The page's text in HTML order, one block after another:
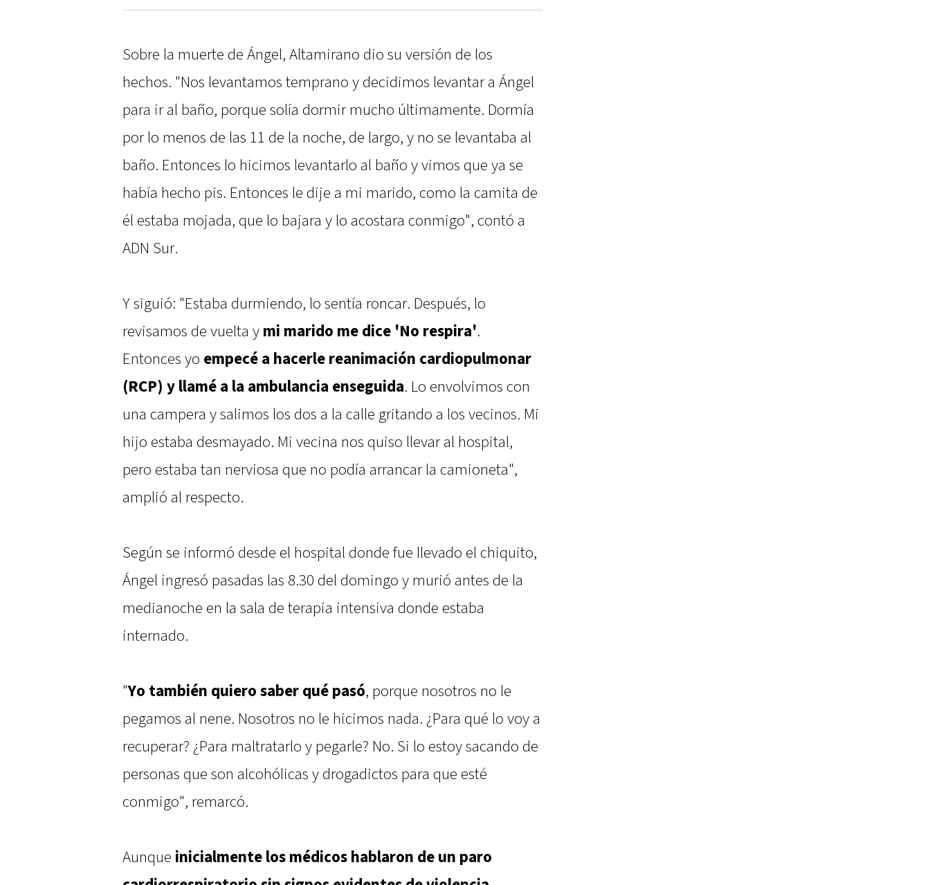
Sobre la muerte de Ángel, Altamirano dio su versión de los
hechos. "Nos levantamos temprano y decidimos levantar a Ángel
para ir al baño, porque solía dormir mucho últimamente. Dormía
por lo menos de las 11 de la noche, de largo, y no se levantaba al
baño. Entonces lo hicimos levantarlo al baño y vimos que ya se
había hecho pis. Entonces le dije a mi marido, como la camita de
él estaba mojada, que lo bajara y lo acostara conmigo", contó a
ADN Sur.
Y siguió: "Estaba durmiendo, lo sentía roncar. Después, lo
revisamos de vuelta y mi marido me dice 'No respira'.
Entonces yo empecé a hacerle reanimación cardiopulmonar
(RCP) y llamé a la ambulancia enseguida. Lo envolvimos con
una campera y salimos los dos a la calle gritando a los vecinos. Mi
hijo estaba desmayado. Mi vecina nos quiso llevar al hospital,
pero estaba tan nerviosa que no podía arrancar la camioneta",
amplió al respecto.
Según se informó desde el hospital donde fue llevado el chiquito,
Ángel ingresó pasadas las 8.30 del domingo y murió antes de la
medianoche en la sala de terapia intensiva donde estaba
internado.
"Yo también quiero saber qué pasó, porque nosotros no le
pegamos al nene. Nosotros no le hicimos nada. ¿Para qué lo voy a
recuperar? ¿Para maltratarlo y pegarle? No. Si lo estoy sacando de
personas que son alcohólicas y drogadictos para que esté
conmigo", remarcó.
Aunque inicialmente los médicos hablaron de un paro